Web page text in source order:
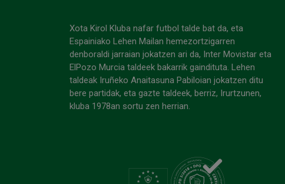
Xota Kirol Kluba nafar futbol talde bat da, eta
Espainiako Lehen Mailan hemezortzigarren
denboraldi jarraian jokatzen ari da, Inter Movistar eta
ElPozo Murcia taldeek bakarrik gaindituta. Lehen
taldeak Iruñeko Anaitasuna Pabiloian jokatzen ditu
bere partidak, eta gazte taldeek, berriz, Irurtzunen,
kluba 1978an sortu zen herrian.